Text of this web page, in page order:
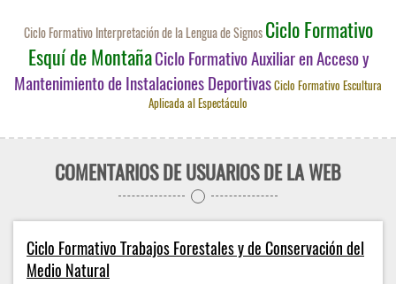
Ciclo Formativo Interpretación de la Lengua de Signos Ciclo Formativo
Esquí de MontañaCiclo Formativo Auxiliar en Acceso y
Mantenimiento de Instalaciones DeportivasCiclo Formativo Escultura
Aplicada al Espectáculo
COMENTARIOS DE USUARIOS DE LA WEB
Ciclo Formativo Trabajos Forestales y de Conservación del
Medio Natural